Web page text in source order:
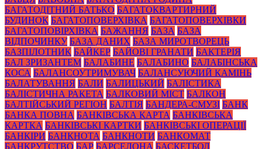
БАГАТОДІТНИЙ БАТЬКО БАГАТОКВАРТИРНИЙ
БУДИНОК БАГАТОПОВЕРХІВКА БАГАТОПОВЕРХІВКИ
БАГАТОПОВІРХІВКА БАЖАННЯ БАЗА БАЗА
ВІДПОЧИНКУ БАЗА ДАНИХ БАЗА МИРОТВОРЕЦЬ
БАЗПІЛОТНИК БАЙКЕР БАЙОВІ ГРАНАТИ БАКТЕРІЯ
БАЛ ЗРИЗАНТЕМ БАЛАБИНЕ БАЛАБИНО БАЛАБІНСЬКА
КОСА БАЛАНСОУТРИМУВАЧ БАЛАНСУЮЧИЙ КАМІНЬ
БАЛАТУВАННЯ БАЛИ БАЛИЦЬКИЙ БАЛІСТИКА
БАЛІСТИЧНА РАКЕТА БАЛКОВИЙ МІСТ БАЛКОН
БАЛТІЙСЬКИЙ РЕГІОН БАЛТІЯ БАНДЕРА-СМУЗІ БАНК
БАНКА ПОВНА БАНКІВСЬКА КАРТА БАНКІВСЬКА
КАРТКА БАНКІВСЬКІ КАРТКИ БАНКІВСЬКІ ОПЕРАЦІЇ
БАНКІРИ БАНКНОТА БАНКНОТИ БАНКОМАТ
БАНКРУТСТВО БАР БАРСЕЛОНА БАСКЕТБОЛ